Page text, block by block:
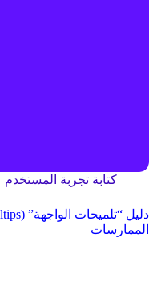
كتابة تجربة المستخدم
الممارسات